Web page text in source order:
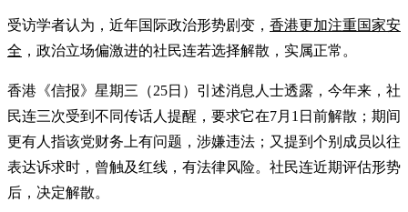
受访学者认为，近年国际政治形势剧变， 香港更加注重国家安
全 ，政治立场偏激进的社民连若选择解散，实属正常。
香港《信报》星期三（25日）引述消息人士透露，今年来，社
民连三次受到不同传话人提醒，要求它在7月1日前解散；期间
更有人指该党财务上有问题，涉嫌违法；又提到个别成员以往
表达诉求时，曾触及红线，有法律风险。社民连近期评估形势
后，决定解散。